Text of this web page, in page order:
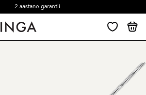
2 aastane garantii